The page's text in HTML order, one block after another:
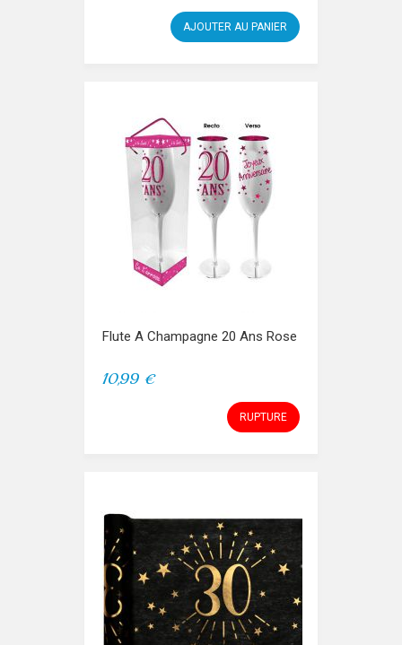
AJOUTER AU PANIER
Flute A Champagne 20 Ans Rose
10,99 €
RUPTURE